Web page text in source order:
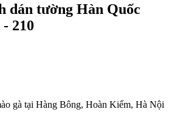
dán tường Hàn Quốc
210